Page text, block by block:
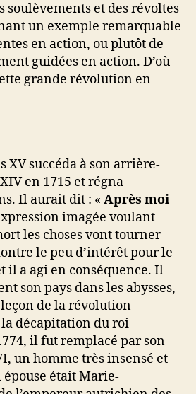
soulèvements et des révoltes
un exemple remarquable
en action, ou plutôt de
guidées en action. D’où
grande révolution en
XV succéda à son arrière-
en 1715 et régna
Il aurait dit : « Après moi
imagée voulant
les choses vont tourner
le peu d’intérêt pour le
il a agi en conséquence. Il
son pays dans les abysses,
de la révolution
décapitation du roi
il fut remplacé par son
un homme très insensé et
épouse était Marie-